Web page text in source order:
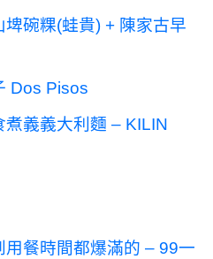
埤碗粿(蛙貴) + 陳家古早
Dos Pisos
煮義義大利麵 – KILIN
用餐時間都爆滿的 – 99一